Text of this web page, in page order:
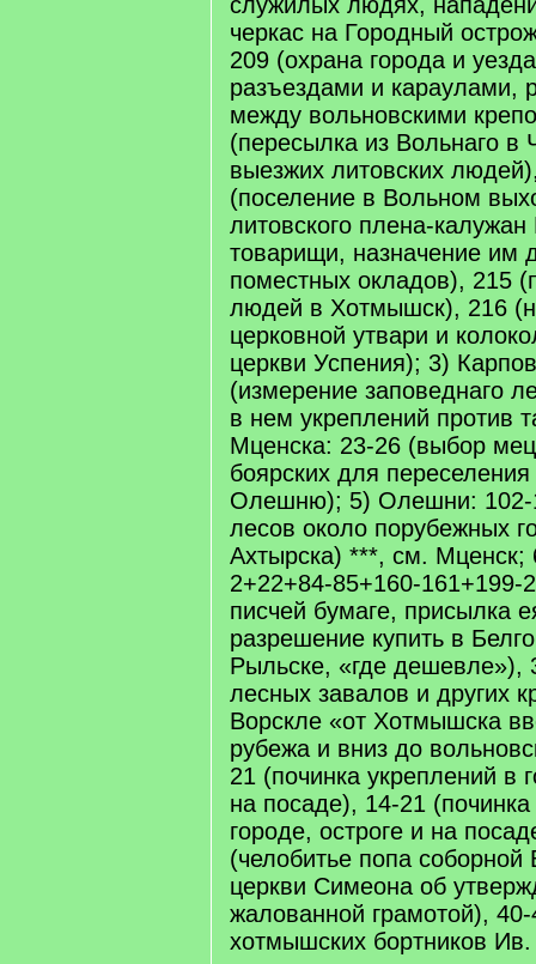
черкас на Городный
209 (охрана города и
разъездами и караулами,
между вольновскими
(пересылка из Вольнаго в
выезжих литовских
(поселение в Вольном
литовского плена-
товарищи, назначение им
поместных окладов), 215
людей в Хотмышск), 216
церковной утвари и
церкви Успения); 3)
(измерение заповеднаго
в нем укреплений против
Мценска: 23-26 (выбор
боярских для
Олешню); 5) Олешни: 102-
лесов около порубежных
Ахтырска) ***, см.
2+22+84-85+160-161+199-
писчей бумаге, присылка
разрешение купить в
Рыльске, «где дешевле»),
лесных завалов и других
Ворскле «от Хотмышска
рубежа и вниз до
21 (починка укреплений в
на посаде), 14-21
городе, остроге и на
(челобитье попа соборной
церкви Симеона об
жалованной грамотой), 40-
хотмышских бортников Ив.